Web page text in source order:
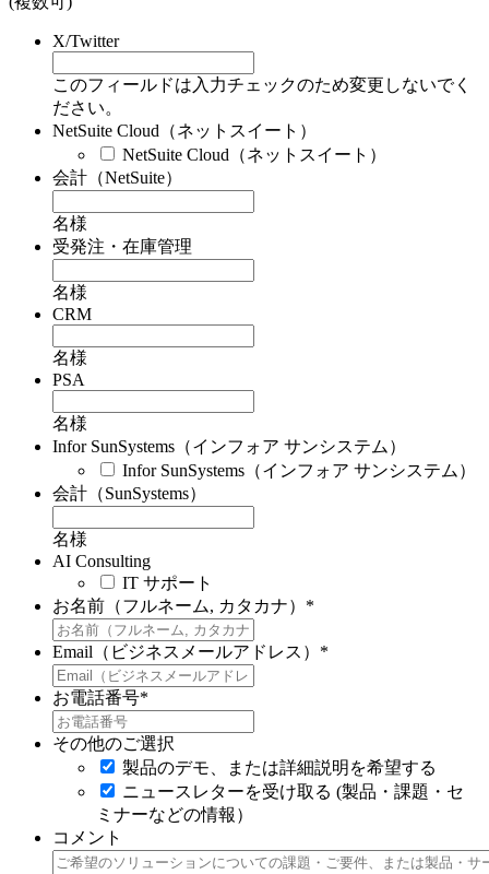
X/Twitter
このフィールドは入力チェックのため変更しないでく
ださい。
NetSuite Cloud（ネットスイート）
NetSuite Cloud（ネットスイート）
会計（NetSuite）
名様
受発注・在庫管理
名様
CRM
名様
PSA
名様
Infor SunSystems（インフォア サンシステム）
Infor SunSystems（インフォア サンシステム）
会計（SunSystems）
名様
AI Consulting
IT サポート
お名前（フルネーム, カタカナ） *
Email（ビジネスメールアドレス） *
お電話番号*
その他のご選択
製品のデモ、または詳細説明を希望する
ニュースレターを受け取る (製品・課題・セ
ミナーなどの情報）
コメント